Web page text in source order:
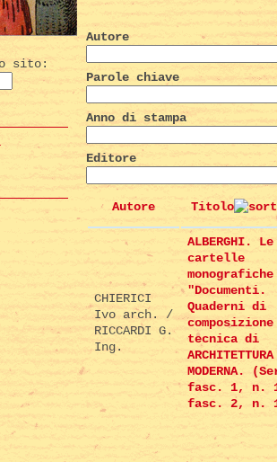
sito:
Autore
Parole chiave
Anno di stampa
Editore
Autore Titolo
CHIERICI
Ivo arch. /
RICCARDI G.
Ing.
ALBERGHI.
cartelle
"Documenti.
Quaderni di
tecnica di
ARCHITETTURA
MODERNA.
fasc. 1, n.
fasc. 2, n.